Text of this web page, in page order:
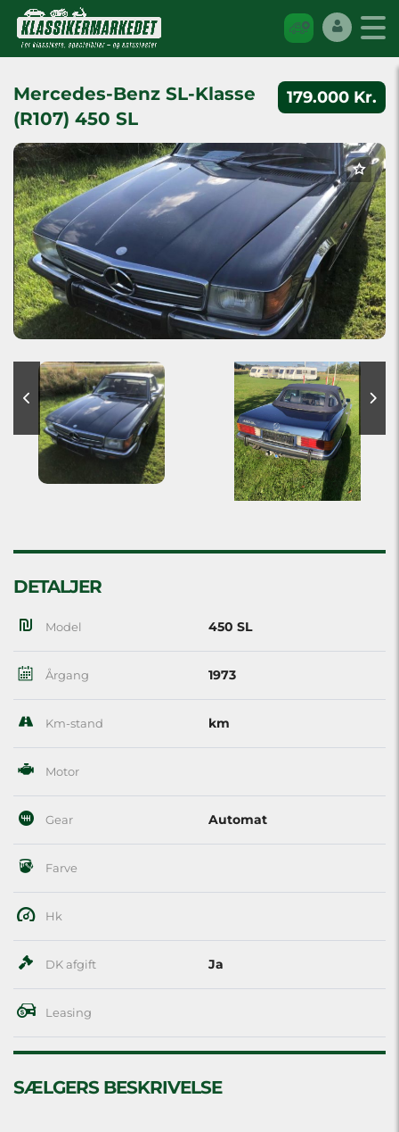
179.000 Kr.
Mercedes-Benz SL-Klasse
(R107) 450 SL
DETALJER
Model 450 SL
Årgang 1973
Km-stand km
Motor
Gear Automat
Farve
Hk
DK afgift Ja
Leasing
SÆLGERS BESKRIVELSE